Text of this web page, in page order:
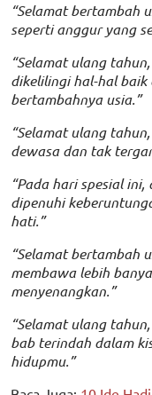
“Selamat bertambah
seperti anggur yang
“Selamat ulang
dikelilingi hal-hal
bertambahnya usia.”
“Selamat ulang
dewasa dan tak
“Pada hari spesial
dipenuhi
hati.”
“Selamat bertambah
membawa lebih
menyenangkan.”
“Selamat ulang
bab terindah dalam
hidupmu.”